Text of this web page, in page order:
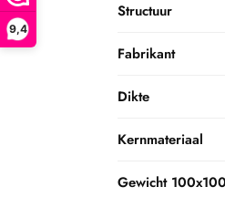
9,4
Structuur
Fabrikant
Dikte
Kernmateriaal
Gewicht